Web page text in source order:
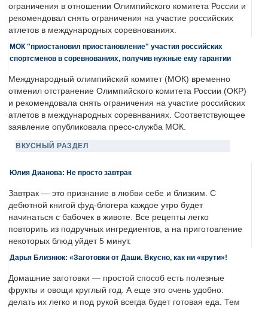
ограничения в отношении Олимпийского комитета России и
рекомендовал снять ограничения на участие российских
атлетов в международных соревнованиях.
МОК "приостановил приостановление" участия российских
спортсменов в соревнованиях, получив нужные ему гарантии
Международный олимпийский комитет (МОК) временно
отменил отстранение Олимпийского комитета России (ОКР)
и рекомендовала снять ограничения на участие российских
атлетов в международных соревнваниях. Соответствующее
заявление опубликовала пресс-служба МОК.
ВКУСНЫЙ РАЗДЕЛ
Юлия Дианова: Не просто завтрак
Завтрак — это признание в любви себе и близким. С
дебютной книгой фуд-блогера каждое утро будет
начинаться с бабочек в животе. Все рецепты легко
повторить из подручных ингредиентов, а на приготовление
некоторых блюд уйдет 5 минут.
Дарья Близнюк: «Заготовки от Даши. Вкусно, как ни «крути»!
Домашние заготовки — простой способ есть полезные
фрукты и овощи круглый год. А еще это очень удобно:
делать их легко и под рукой всегда будет готовая еда. Тем